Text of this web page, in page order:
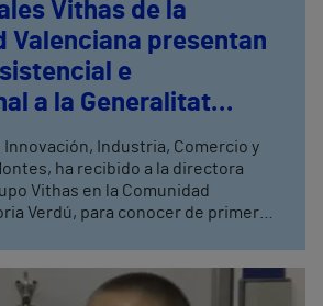
Vithas de la
Valenciana presentan
e
a la Generalitat
Innovación, Industria, Comercio y
ha recibido a la directora
Vithas en la Comunidad
Verdú, para conocer de primera